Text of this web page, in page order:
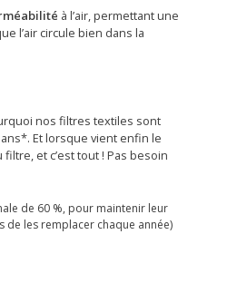
à l’air, permettant une
l’air circule bien dans la
nos filtres textiles sont
Et lorsque vient enfin le
et c’est tout ! Pas besoin
de 60 %, pour maintenir leur
les remplacer chaque année)